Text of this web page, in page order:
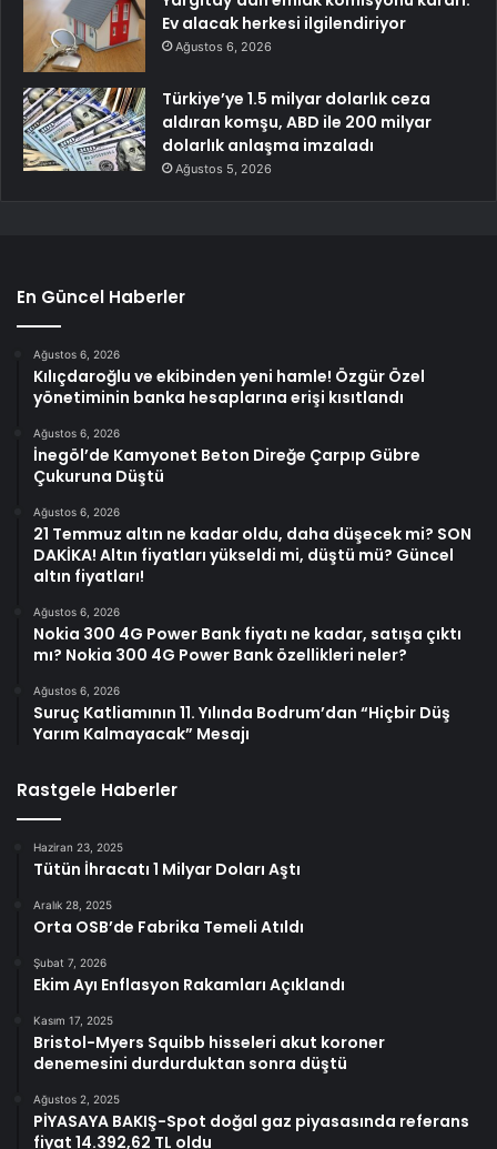
Ev alacak herkesi ilgilendiriyor
Ağustos 6, 2026
Türkiye’ye 1.5 milyar dolarlık ceza
aldıran komşu, ABD ile 200 milyar
dolarlık anlaşma imzaladı
Ağustos 5, 2026
En Güncel Haberler
Ağustos 6, 2026
Kılıçdaroğlu ve ekibinden yeni hamle! Özgür Özel
yönetiminin banka hesaplarına erişi kısıtlandı
Ağustos 6, 2026
İnegöl’de Kamyonet Beton Direğe Çarpıp Gübre
Çukuruna Düştü
Ağustos 6, 2026
21 Temmuz altın ne kadar oldu, daha düşecek mi? SON
DAKİKA! Altın fiyatları yükseldi mi, düştü mü? Güncel
altın fiyatları!
Ağustos 6, 2026
Nokia 300 4G Power Bank fiyatı ne kadar, satışa çıktı
mı? Nokia 300 4G Power Bank özellikleri neler?
Ağustos 6, 2026
Suruç Katliamının 11. Yılında Bodrum’dan “Hiçbir Düş
Yarım Kalmayacak” Mesajı
Rastgele Haberler
Haziran 23, 2025
Tütün İhracatı 1 Milyar Doları Aştı
Aralık 28, 2025
Orta OSB’de Fabrika Temeli Atıldı
Şubat 7, 2026
Ekim Ayı Enflasyon Rakamları Açıklandı
Kasım 17, 2025
Bristol-Myers Squibb hisseleri akut koroner
denemesini durdurduktan sonra düştü
Ağustos 2, 2025
PİYASAYA BAKIŞ-Spot doğal gaz piyasasında referans
fiyat 14.392,62 TL oldu